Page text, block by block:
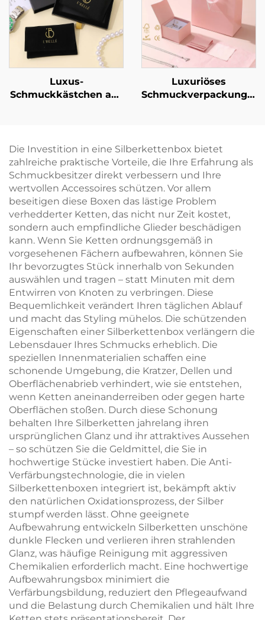
Schmuckmarke –
avantgardistische
Identitätsverpackung
Artpapier-/Karton-
Material – punktuelle
Luxus-
Schmuckkästchen aus
Schmuckaufbewahrungsbox
mit Bandgriff zur
Verpackung von
Halskette und Ring
Luxuriöses
Ohrringe mit
Papiertüte –
Großhandel,
personalisiertes
gebündelt
Die Investition in eine Silberkettenbox bietet
zahlreiche praktische Vorteile, die Ihre Erfahrung als
Schmuckbesitzer direkt verbessern und Ihre
wertvollen Accessoires schützen. Vor allem
beseitigen diese Boxen das lästige Problem
verhedderter Ketten, das nicht nur Zeit kostet,
sondern auch empfindliche Glieder beschädigen
kann. Wenn Sie Ketten ordnungsgemäß in
vorgesehenen Fächern aufbewahren, können Sie
Ihr bevorzugtes Stück innerhalb von Sekunden
auswählen und tragen – statt Minuten mit dem
Entwirren von Knoten zu verbringen. Diese
Bequemlichkeit verändert Ihren täglichen Ablauf
und macht das Styling mühelos. Die schützenden
Eigenschaften einer Silberkettenbox verlängern die
Lebensdauer Ihres Schmucks erheblich. Die
speziellen Innenmaterialien schaffen eine
schonende Umgebung, die Kratzer, Dellen und
Oberflächenabrieb verhindert, wie sie entstehen,
wenn Ketten aneinanderreiben oder gegen harte
Oberflächen stoßen. Durch diese Schonung
behalten Ihre Silberketten jahrelang ihren
ursprünglichen Glanz und ihr attraktives Aussehen
– so schützen Sie die Geldmittel, die Sie in
hochwertige Stücke investiert haben. Die Anti-
Verfärbungstechnologie, die in vielen
Silberkettenboxen integriert ist, bekämpft aktiv
den natürlichen Oxidationsprozess, der Silber
stumpf werden lässt. Ohne geeignete
Aufbewahrung entwickeln Silberketten unschöne
dunkle Flecken und verlieren ihren strahlenden
Glanz, was häufige Reinigung mit aggressiven
Chemikalien erforderlich macht. Eine hochwertige
Aufbewahrungsbox minimiert die
Verfärbungsbildung, reduziert den Pflegeaufwand
und die Belastung durch Chemikalien und hält Ihre